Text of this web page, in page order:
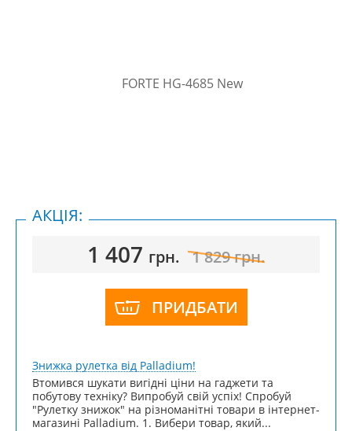
1 407 грн. 1 829грн.
ПРИДБАТИ
АКЦІЯ:
Знижка рулетка від Palladium!
Втомився шукати вигідні ціни на гаджети та
побутову техніку? Випробуй свій успіх! Спробуй
"Рулетку знижок" на різноманітні товари в інтернет-
магазині Palladium. 1. Вибери товар, який...